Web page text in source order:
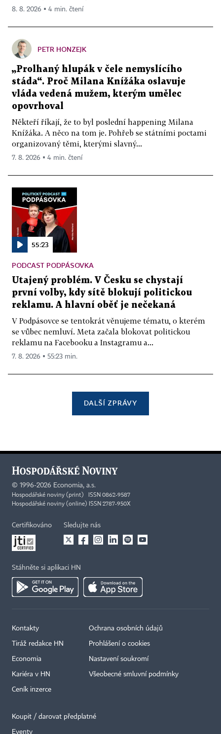
8. 8. 2026 ▪ 4 min. čtení
PETR HONZEJK
„Prolhaný hlupák v čele nemyslícího
stáda“. Proč Milana Knížáka oslavuje
vláda vedená mužem, kterým umělec
opovrhoval
Někteří říkají, že to byl poslední happening Milana
Knížáka. A něco na tom je. Pohřeb se státními poctami
organizovaný těmi, kterými slavný...
7. 8. 2026 ▪ 4 min. čtení
55:23
PODCAST PODPÁSOVKA
Utajený problém. V Česku se chystají
první volby, kdy sítě blokují politickou
reklamu. A hlavní oběť je nečekaná
V Podpásovce se tentokrát věnujeme tématu, o kterém
se vůbec nemluví. Meta začala blokovat politickou
reklamu na Facebooku a Instagramu a...
7. 8. 2026 ▪ 55:23 min.
DALŠÍ ZPRÁVY
© 1996-2026 Economia, a.s.
Hospodářské noviny (print) ISSN 0862-9587
Hospodářské noviny (online) ISSN 2787-950X
Certifikováno Sledujte nás
Stáhněte si aplikaci HN
Kontakty
Tiráž redakce HN
Economia
Kariéra v HN
Ceník inzerce
Ochrana osobních údajů
Prohlášení o cookies
Nastavení soukromí
Všeobecné smluvní podmínky
Koupit / darovat předplatné
Eventy